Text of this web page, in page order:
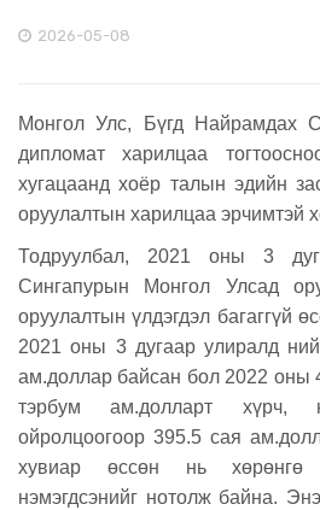
2026-05-08
Монгол Улс, Бүгд Найрамдах
дипломат харилцаа
хугацаанд хоёр талын эдийн
оруулалтын харилцаа эрчимтэй
Тодруулбал, 2021 оны 3
Сингапурын Монгол Улсад
оруулалтын үлдэгдэл багаггүй
2021 оны 3 дугаар улиралд
ам.доллар байсан бол 2022 оны
тэрбум ам.долларт хүрч,
ойролцоогоор 395.5 сая
хувиар өссөн нь хөрөнгө
нэмэгдсэнийг нотолж байна.